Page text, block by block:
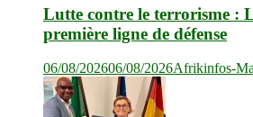
Lutte contre le terrorisme :
première ligne de défense
06/08/202606/08/2026Afrikinfos-